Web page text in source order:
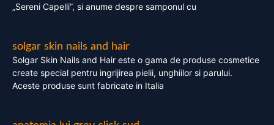
„Sereni Capelli”, si anume despre samponul cu
solgar skin nails and hair
Solgar Skin Nails and Hair este o gama de produse cosmetice
create special pentru ingrijirea pielii, unghiilor si parului.
Aceste produse sunt fabricate in Italia